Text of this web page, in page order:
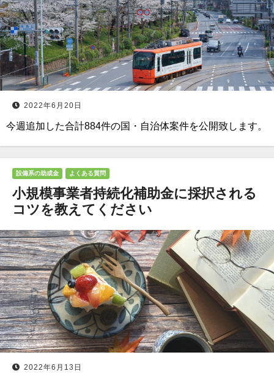
2022年6月20日
今週追加した合計884件の国・自治体案件を公開致します。
設備系の助成金 よくある質問
小規模事業者持続化補助金に採択される
コツを教えてください
2022年6月13日